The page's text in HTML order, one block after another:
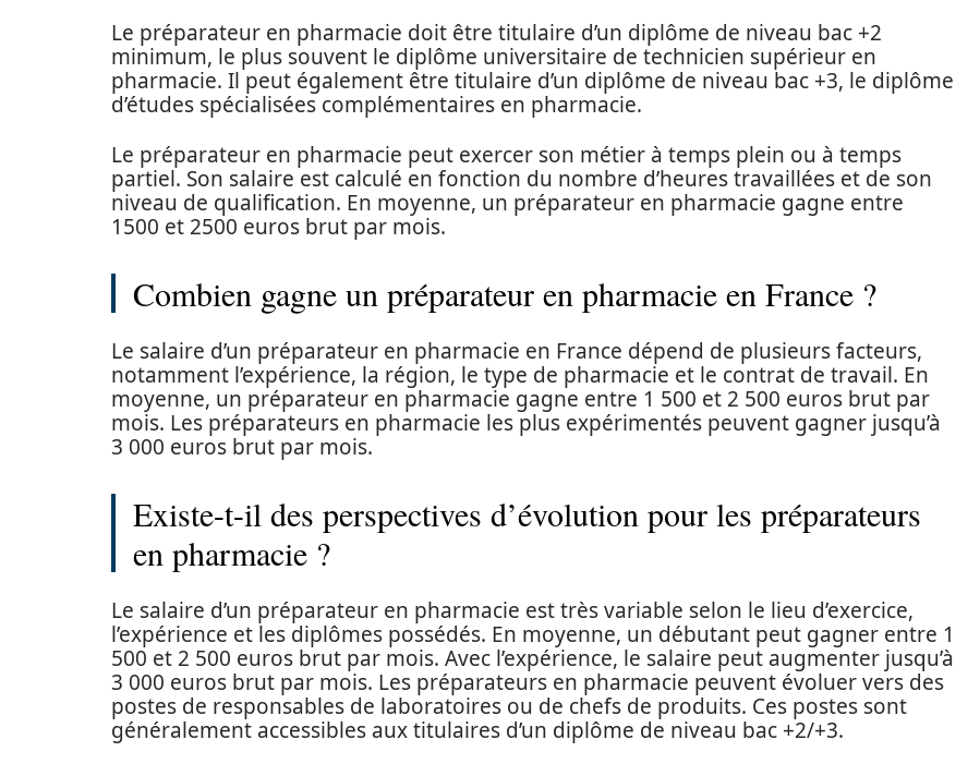
Le préparateur en pharmacie doit être titulaire d’un diplôme de niveau bac +2
minimum, le plus souvent le diplôme universitaire de technicien supérieur en
pharmacie. Il peut également être titulaire d’un diplôme de niveau bac +3, le diplôme
d’études spécialisées complémentaires en pharmacie.
Le préparateur en pharmacie peut exercer son métier à temps plein ou à temps
partiel. Son salaire est calculé en fonction du nombre d’heures travaillées et de son
niveau de qualification. En moyenne, un préparateur en pharmacie gagne entre
1500 et 2500 euros brut par mois.
Combien gagne un préparateur en pharmacie en France ?
Le salaire d’un préparateur en pharmacie en France dépend de plusieurs facteurs,
notamment l’expérience, la région, le type de pharmacie et le contrat de travail. En
moyenne, un préparateur en pharmacie gagne entre 1 500 et 2 500 euros brut par
mois. Les préparateurs en pharmacie les plus expérimentés peuvent gagner jusqu’à
3 000 euros brut par mois.
Existe-t-il des perspectives d’évolution pour les préparateurs
en pharmacie ?
Le salaire d’un préparateur en pharmacie est très variable selon le lieu d’exercice,
l’expérience et les diplômes possédés. En moyenne, un débutant peut gagner entre 1
500 et 2 500 euros brut par mois. Avec l’expérience, le salaire peut augmenter jusqu’à
3 000 euros brut par mois. Les préparateurs en pharmacie peuvent évoluer vers des
postes de responsables de laboratoires ou de chefs de produits. Ces postes sont
généralement accessibles aux titulaires d’un diplôme de niveau bac +2/+3.